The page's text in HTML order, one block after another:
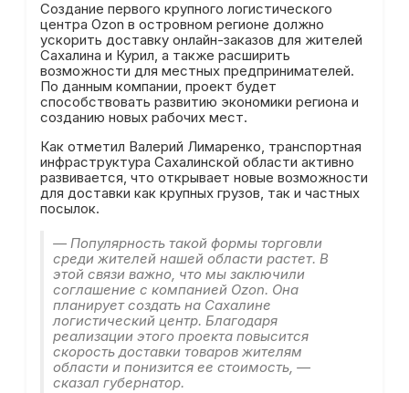
Создание первого крупного логистического
центра Ozon в островном регионе должно
ускорить доставку онлайн-заказов для жителей
Сахалина и Курил, а также расширить
возможности для местных предпринимателей.
По данным компании, проект будет
способствовать развитию экономики региона и
созданию новых рабочих мест.
Как отметил Валерий Лимаренко, транспортная
инфраструктура Сахалинской области активно
развивается, что открывает новые возможности
для доставки как крупных грузов, так и частных
посылок.
— Популярность такой формы торговли
среди жителей нашей области растет. В
этой связи важно, что мы заключили
соглашение с компанией Ozon. Она
планирует создать на Сахалине
логистический центр. Благодаря
реализации этого проекта повысится
скорость доставки товаров жителям
области и понизится ее стоимость, —
сказал губернатор.